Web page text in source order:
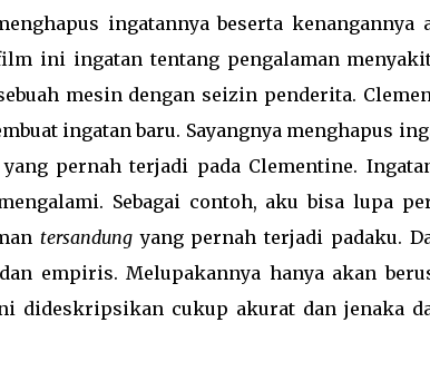
ingatannya beserta kenangannya
ini ingatan tentang pengalaman
mesin dengan seizin penderita.
ingatan baru. Sayangnya menghapus
pernah terjadi pada Clementine.
Sebagai contoh, aku bisa lupa
tersandungyang pernah terjadi padaku.
empiris. Melupakannya hanya akan
dideskripsikan cukup akurat dan jenaka